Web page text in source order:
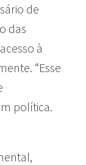
de
das
à
“Esse
política.